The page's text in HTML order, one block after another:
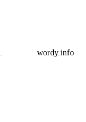
wordy.info